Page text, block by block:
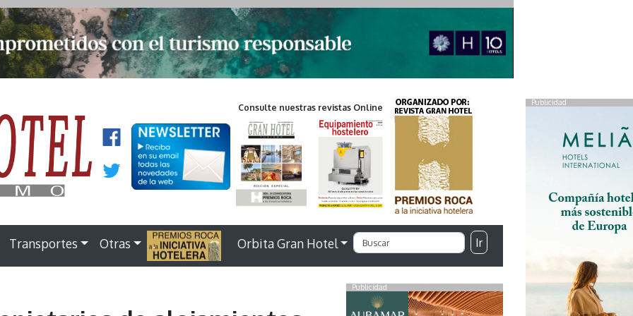
Publicidad
Consulte nuestras revistas Online
Transportes Otras . Orbita Gran Hotel Ir
Publicidad